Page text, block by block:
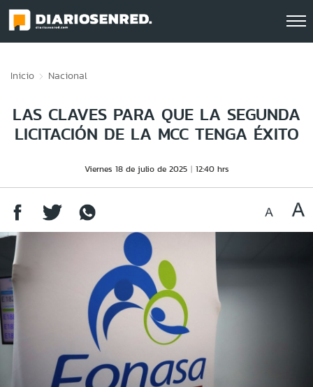
Inicio Nacional
LAS CLAVES PARA QUE LA SEGUNDA
LICITACIÓN DE LA MCC TENGA ÉXITO
Viernes 18 de julio de 2025 12:40 hrs